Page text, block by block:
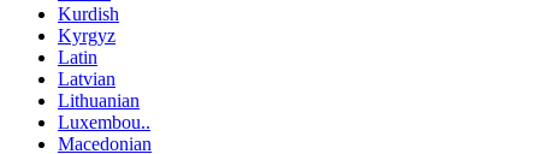
Kurdish
Kyrgyz
Latin
Latvian
Lithuanian
Luxembou..
Macedonian